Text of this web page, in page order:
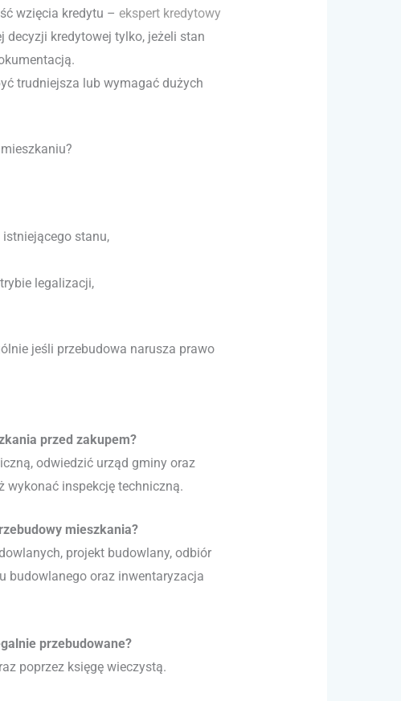
wzięcia kredytu –ekspert kredytowy
kredytowej tylko, jeżeli stan
trudniejsza lub wymagać dużych
istniejącego stanu,
legalizacji,
jeśli przebudowa narusza prawo
przed zakupem?
odwiedzić urząd gminy oraz
wykonać inspekcję techniczną.
mieszkania?
projekt budowlany, odbiór
budowlanego oraz inwentaryzacja
przebudowane?
poprzez księgę wieczystą.